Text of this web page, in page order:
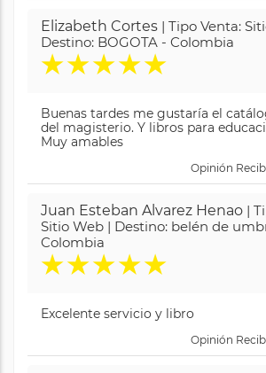
Elizabeth Cortes | Tipo Venta:
Destino: BOGOTA - Colombia
★★★★★
Buenas tardes me gustaría el
del magisterio. Y libros para
Muy amables
Opinión
Juan Esteban Alvarez Henao |
Sitio Web | Destino: belén de
Colombia
★★★★★
Excelente servicio y libro
Opinión